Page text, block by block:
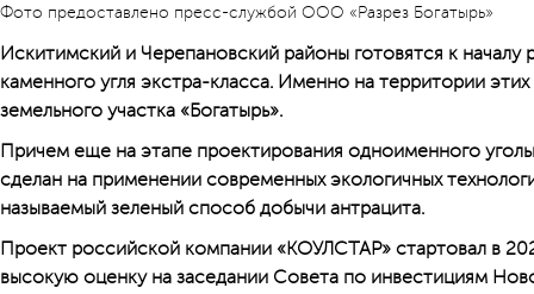
Фото предоставлено пресс-службой ООО «Разрез Богатырь»
Искитимский и Черепановский районы готовятся к
каменного угля экстра-класса. Именно на территории
земельного участка «Богатырь».
Причем еще на этапе проектирования одноименного
сделан на применении современных экологичных
называемый зеленый способ добычи антрацита.
Проект российской компании «КОУЛСТАР» стартовал в
высокую оценку на заседании Совета по инвестициям